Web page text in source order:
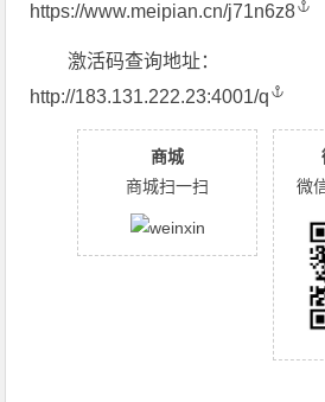
https://www.meipian.cn/j71n6z8
激活码查询地址：
http://183.131.222.23:4001/q
商城
商城扫一扫
微